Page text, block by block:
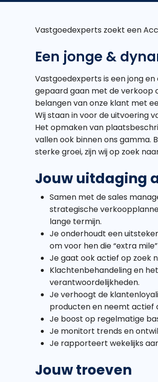
Vastgoedexperts zoekt een
Een jonge &
Vastgoedexperts is een jong
gepaard gaan met de verkoop
belangen van onze klant met
Wij staan in voor de uitvoering
Het opmaken van
vallen ook binnen ons gamma.
sterke groei, zijn wij op zoek
Jouw uitdaging
Samen met de sales
strategische
lange termijn.
Je onderhoudt een
om voor hen die “extra
Je gaat ook actief op zoek
Klachtenbehandeling en
verantwoordelijkheden.
Je verhoogt de
producten en neemt actief
Je boost op regelmatige
Je monitort trends en
Je rapporteert wekelijks
Jouw troeven